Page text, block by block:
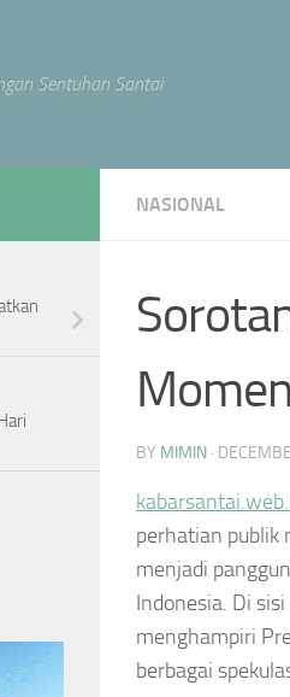
Sentuhan Santai
NASIONAL
BY MIMIN ·
perhatian publik
menjadi
Indonesia. Di
menghampiri
berbagai